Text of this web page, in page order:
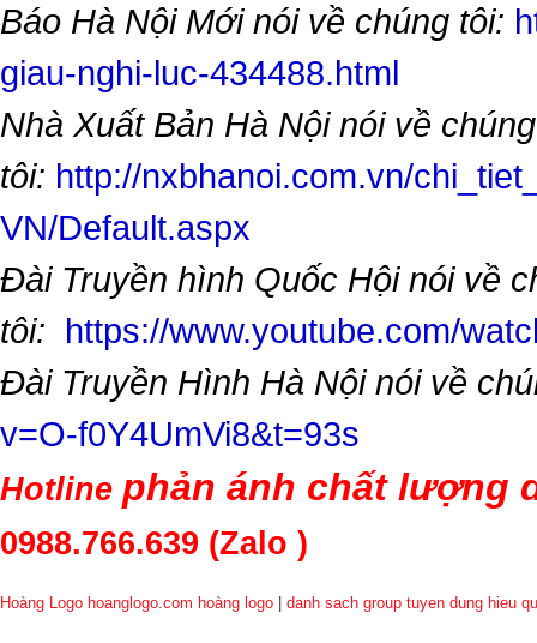
Báo Hà Nội Mới nói về chúng tôi:
giau-nghi-luc-434488.html
Nhà Xuất Bản Hà Nội nói về chúng
tôi: http://nxbhanoi.com.vn/
VN/Default.aspx
Đài Truyền hình Quốc Hội nói về
tôi: https://www.youtube.com/
Đài Truyền Hình Hà Nội nói về
v=O-f0Y4UmVi8&t=93s
Hotline phản ánh chất lượng
0988.766.639 (Zalo )
Hoàng Logo hoanglogo.com hoàng logo danh sach group tuyen dung hieu